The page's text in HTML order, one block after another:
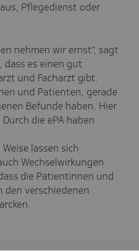
Pflegedienst oder
nehmen wir ernst", sagt
es einen gut
und Facharzt gibt.
und Patienten, gerade
Befunde haben. Hier
die ePA haben
lassen sich
Wechselwirkungen
die Patientinnen und
den verschiedenen